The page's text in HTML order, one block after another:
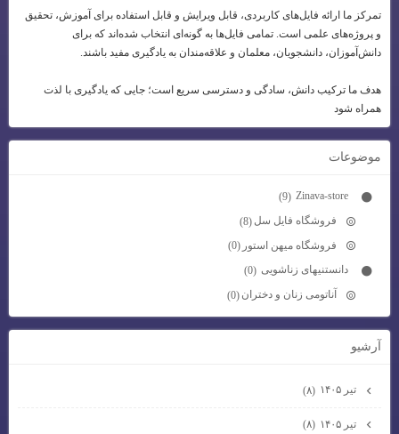
تمرکز ما ارائه فایل‌های کاربردی، قابل ویرایش و قابل استفاده برای آموزش، تحقیق
و پروژه‌های علمی است. تمامی فایل‌ها به گونه‌ای انتخاب شده‌اند که برای
دانش‌آموزان، دانشجویان، معلمان و علاقه‌مندان به یادگیری مفید باشند.
هدف ما ترکیب دانش، سادگی و دسترسی سریع است؛ جایی که یادگیری با لذت
همراه شود
موضوعات
(9)
فروشگاه فایل سل (8)
فروشگاه میهن استور (0)
دانستنیهای زناشویی (0)
آناتومی زنان و دختران (0)
آرشيو
تیر ۱۴۰۵ (۸)
تیر ۱۴۰۵ (۸)